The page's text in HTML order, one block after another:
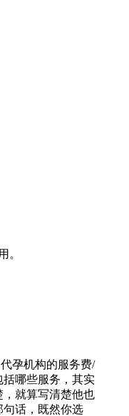
。
孕机构的服务费/
哪些服务，其实
，就算写清楚他也
话，既然你选